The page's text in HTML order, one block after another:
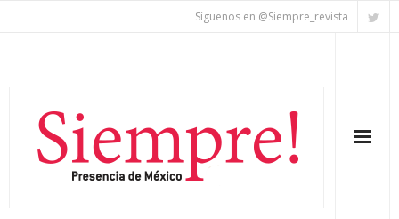
Síguenos en @Siempre_revista